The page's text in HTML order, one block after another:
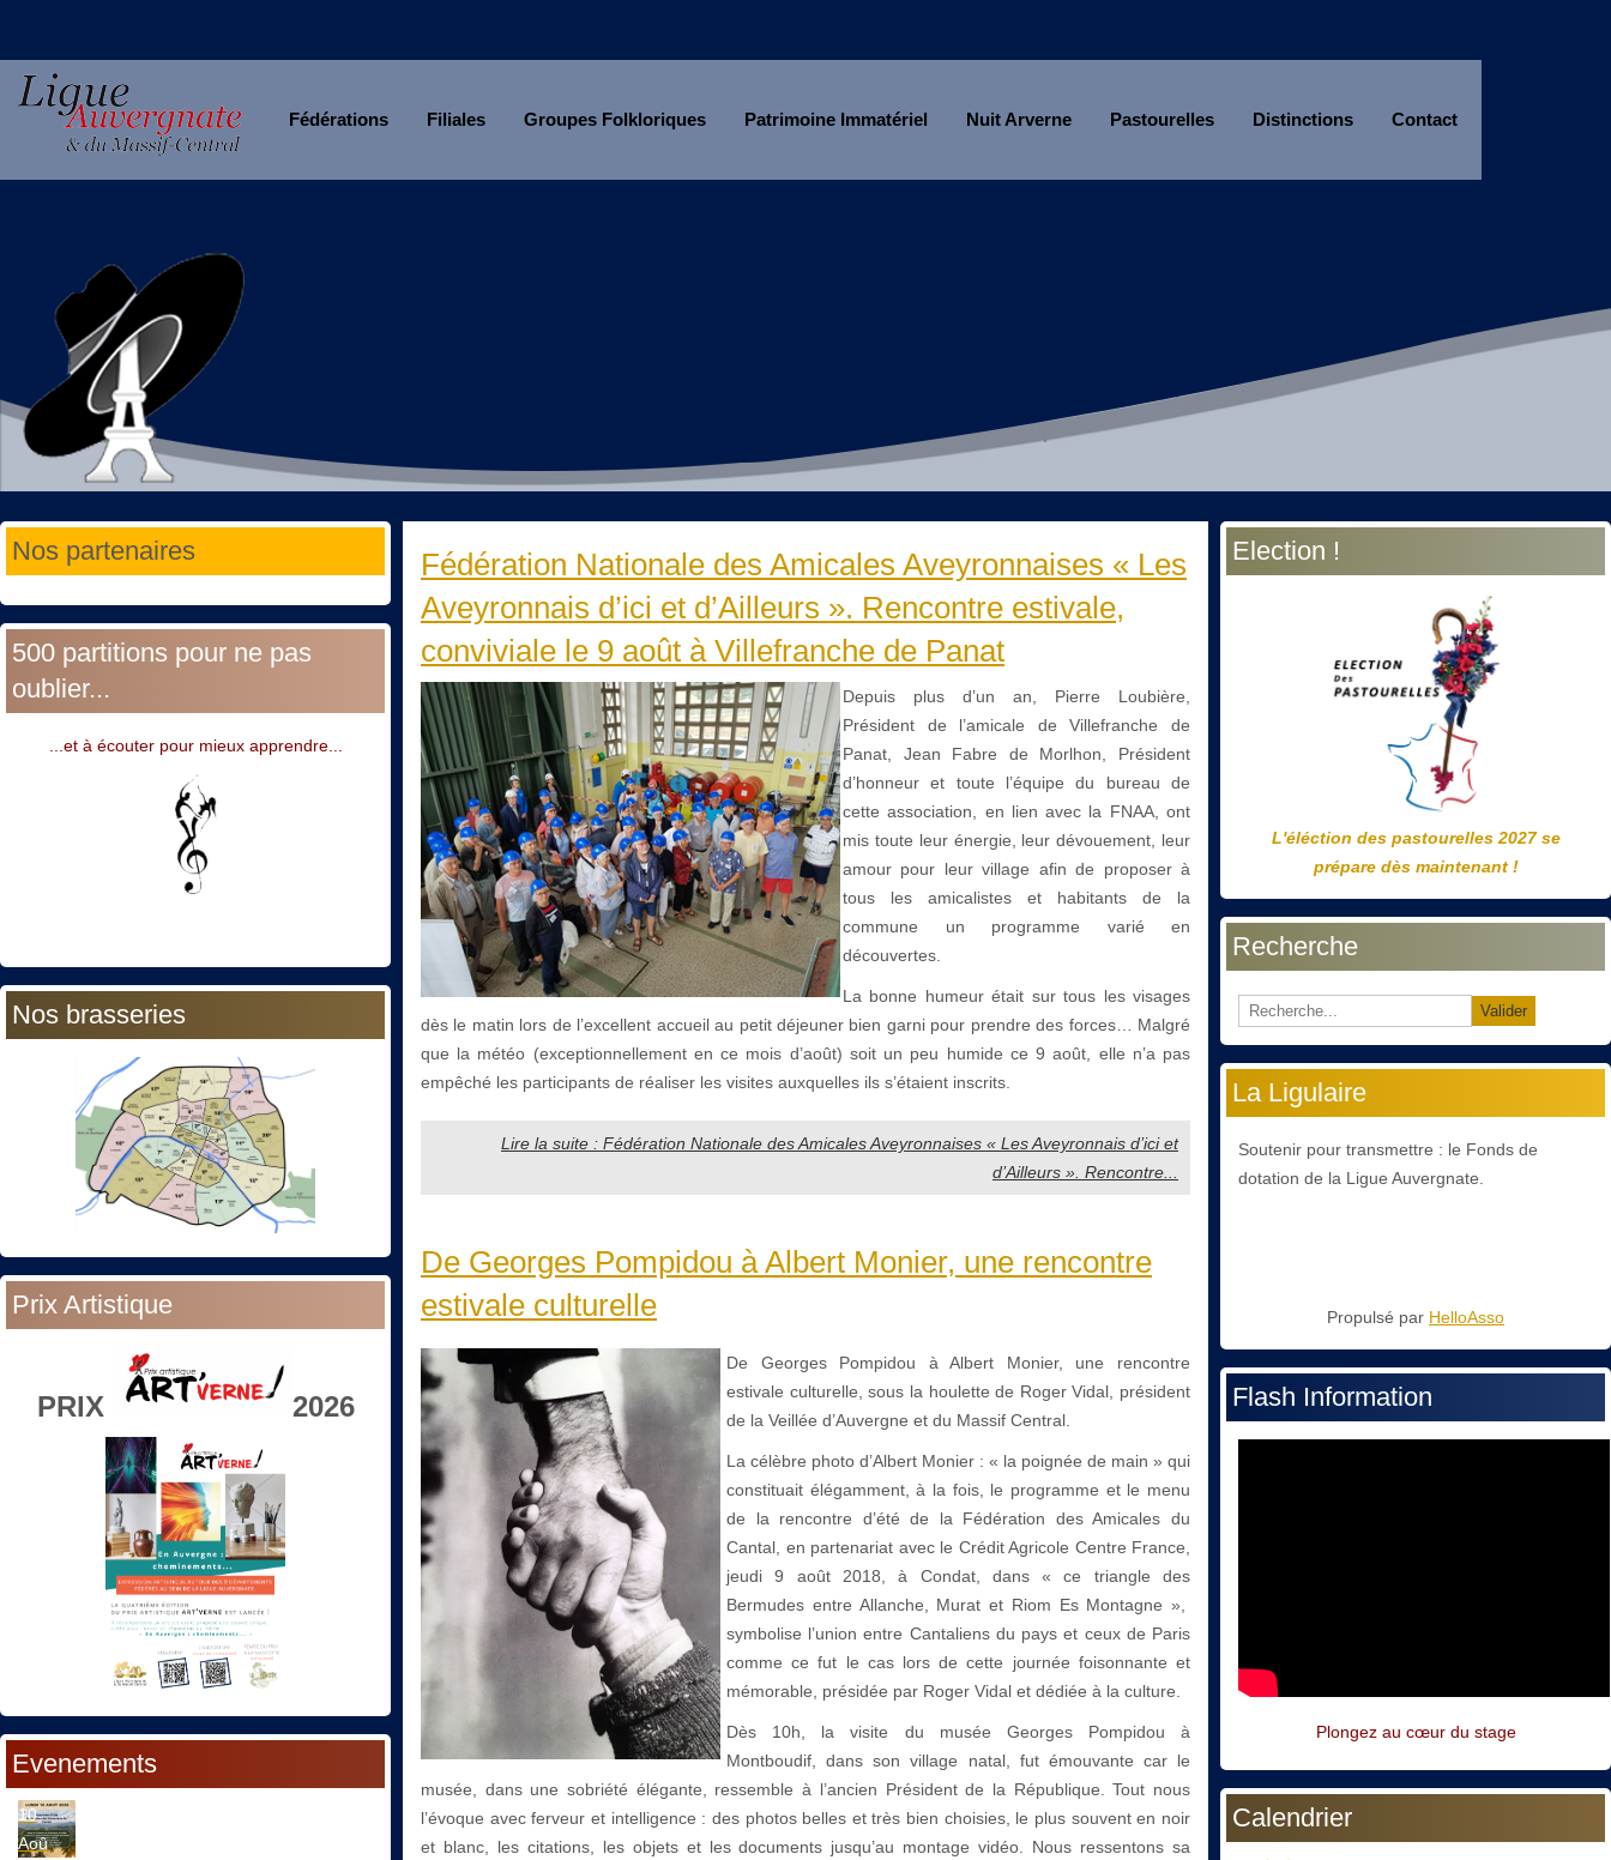
Fédérations Filiales Groupes Folkloriques Patrimoine Immatériel Nuit Arverne Pastourelles Distinctions Contact
Nos partenaires
500 partitions pour ne pas
oublier...
...et à écouter pour mieux apprendre...
Nos brasseries
Prix Artistique
PRIX 2026
Evenements
10
Aoû
Fédération Nationale des Amicales Aveyronnaises « Les
Aveyronnais d’ici et d’Ailleurs ». Rencontre estivale,
conviviale le 9 août à Villefranche de Panat
Depuis plus d’un an, Pierre Loubière,
Président de l’amicale de Villefranche de
Panat, Jean Fabre de Morlhon, Président
d’honneur et toute l’équipe du bureau de
cette association, en lien avec la FNAA, ont
mis toute leur énergie, leur dévouement, leur
amour pour leur village afin de proposer à
tous les amicalistes et habitants de la
commune un programme varié en
découvertes.
La bonne humeur était sur tous les visages
dès le matin lors de l’excellent accueil au petit déjeuner bien garni pour prendre des forces… Malgré
que la météo (exceptionnellement en ce mois d’août) soit un peu humide ce 9 août, elle n’a pas
empêché les participants de réaliser les visites auxquelles ils s’étaient inscrits.
Lire la suite : Fédération Nationale des Amicales Aveyronnaises « Les Aveyronnais d’ici et
d’Ailleurs ». Rencontre...
De Georges Pompidou à Albert Monier, une rencontre
estivale culturelle
De Georges Pompidou à Albert Monier, une rencontre
estivale culturelle, sous la houlette de Roger Vidal, président
de la Veillée d’Auvergne et du Massif Central.
La célèbre photo d’Albert Monier : « la poignée de main » qui
constituait élégamment, à la fois, le programme et le menu
de la rencontre d’été de la Fédération des Amicales du
Cantal, en partenariat avec le Crédit Agricole Centre France,
jeudi 9 août 2018, à Condat, dans « ce triangle des
Bermudes entre Allanche, Murat et Riom Es Montagne »,
symbolise l’union entre Cantaliens du pays et ceux de Paris
comme ce fut le cas lors de cette journée foisonnante et
mémorable, présidée par Roger Vidal et dédiée à la culture.
Dès 10h, la visite du musée Georges Pompidou à
Montboudif, dans son village natal, fut émouvante car le
musée, dans une sobriété élégante, ressemble à l’ancien Président de la République. Tout nous
l’évoque avec ferveur et intelligence : des photos belles et très bien choisies, le plus souvent en noir
et blanc, les citations, les objets et les documents jusqu’au montage vidéo. Nous ressentons sa
Election !
L'éléction des pastourelles 2027 se
prépare dès maintenant !
Recherche
Valider
La Ligulaire
Soutenir pour transmettre : le Fonds de
dotation de la Ligue Auvergnate.
Propulsé par HelloAsso
Flash Information
Plongez au cœur du stage
Calendrier
Année
précédente
Mois
précédent
Année
suivante
Mois
suivant